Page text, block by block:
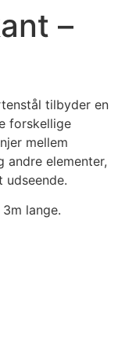
–
tilbyder en
forskellige
mellem
elementer,
lange.